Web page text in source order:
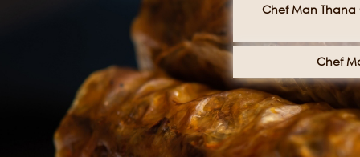
Chef Man Thana
Chef